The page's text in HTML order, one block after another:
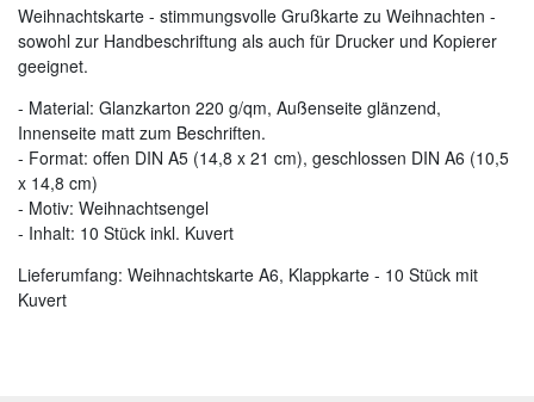
Weihnachtskarte - stimmungsvolle Grußkarte zu Weihnachten -
sowohl zur Handbeschriftung als auch für Drucker und Kopierer
geeignet.
- Material: Glanzkarton 220 g/qm, Außenseite glänzend,
Innenseite matt zum Beschriften.
- Format: offen DIN A5 (14,8 x 21 cm), geschlossen DIN A6 (10,5
x 14,8 cm)
- Motiv: Weihnachtsengel
- Inhalt: 10 Stück inkl. Kuvert
Lieferumfang: Weihnachtskarte A6, Klappkarte - 10 Stück mit
Kuvert